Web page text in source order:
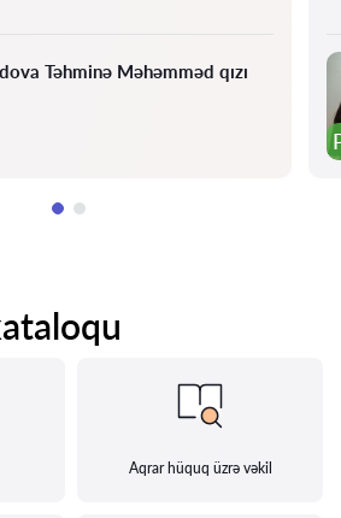
Təhminə Məhəmməd qızı
Aqrar hüquq üzrə vəkil